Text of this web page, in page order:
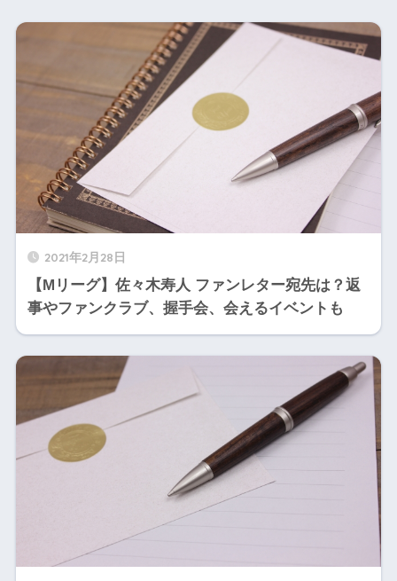
2021年2月28日
【Mリーグ】佐々木寿人 ファンレター宛先は？返
事やファンクラブ、握手会、会えるイベントも